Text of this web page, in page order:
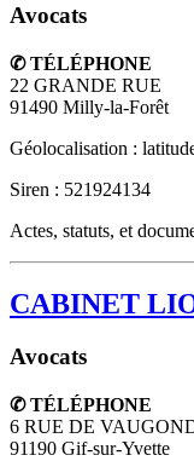
Avocats
✆ TÉLÉPHONE
22 GRANDE RUE
91490 Milly-la-Forêt
Géolocalisation :
Siren : 521924134
Actes, statuts, et
CABINET
Avocats
✆ TÉLÉPHONE
6 RUE DE
91190 Gif-sur-Yvette